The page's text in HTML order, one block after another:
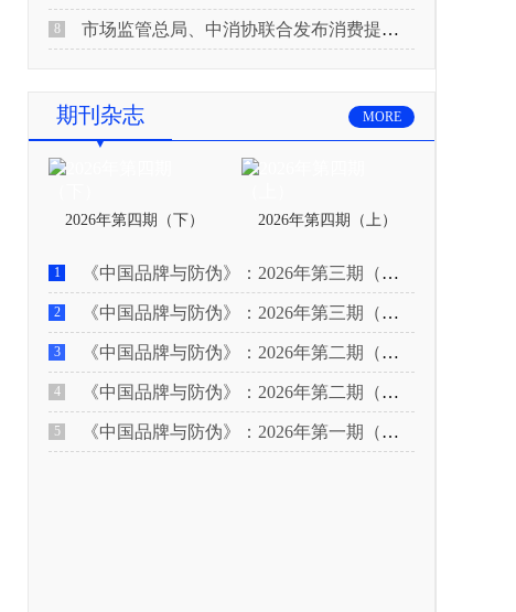
8 市场监管总局、中消协联合发布消费提示：关注检测报告：果蔬安全的“通行证”
期刊杂志 MORE
2026年第四期（下） 2026年第四期（上）
1 《中国品牌与防伪》：2026年第三期（下）
2 《中国品牌与防伪》：2026年第三期（上）
3 《中国品牌与防伪》：2026年第二期（下）
4 《中国品牌与防伪》：2026年第二期（上）
5 《中国品牌与防伪》：2026年第一期（下）